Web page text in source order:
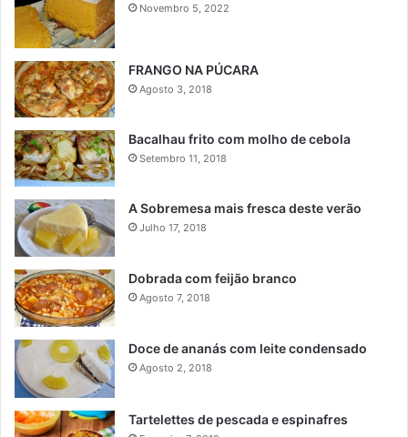
Novembro 5, 2022
FRANGO NA PÚCARA
Agosto 3, 2018
Bacalhau frito com molho de cebola
Setembro 11, 2018
A Sobremesa mais fresca deste verão
Julho 17, 2018
Dobrada com feijão branco
Agosto 7, 2018
Doce de ananás com leite condensado
Agosto 2, 2018
Tartelettes de pescada e espinafres